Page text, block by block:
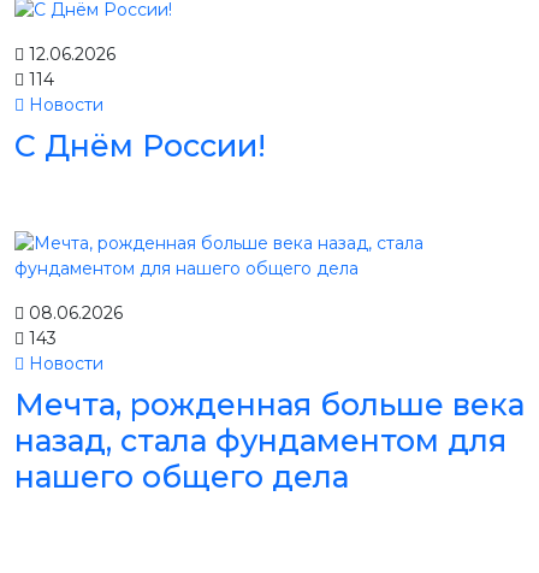
12.06.2026
114
Новости
С Днём России!
08.06.2026
143
Новости
Мечта, рожденная больше века
назад, стала фундаментом для
нашего общего дела